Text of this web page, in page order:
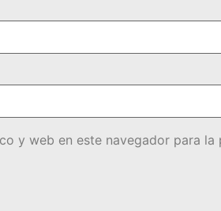
y web en este navegador para